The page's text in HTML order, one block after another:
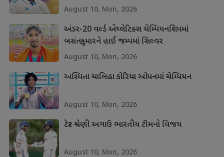
August 10, Mon, 2026
અંડર-20 વર્લ્ડ એથ્લેટિક્સ ચેમ્પિયનશિપમાં
બસંતકુમારને હાઈ જમ્પમાં સિલ્વર
August 10, Mon, 2026
અશ્મિતા ચાલિહા કોરિયા ઓપનમાં ચેમ્પિયન
August 10, Mon, 2026
ટેસ્ટ શ્રેણી અગાઉ ભારતીય ટીમનો વિજય
August 10, Mon, 2026